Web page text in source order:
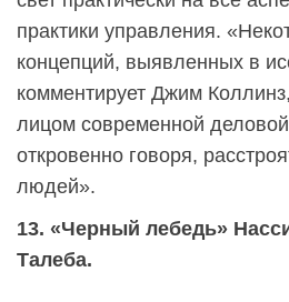
практики управления.
концепций, выявленных в
комментирует Джим
лицом современной
откровенно говоря,
людей».
13. «Черный лебедь»
Талеба.